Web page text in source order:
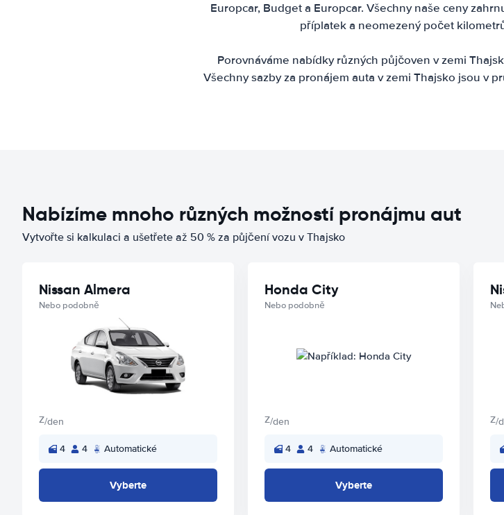
Europcar, Budget a Europcar. Všechny naše ceny
příplatek a neomezený počet
Porovnáváme nabídky různých půjčoven v zemi
Všechny sazby za pronájem auta v zemi Thajsko jsou v
Nabízíme mnoho různých možností pronájmu aut
Vytvořte si kalkulaci a ušetřete až 50 % za půjčení vozu v Thajsko
Nissan Almera
Nebo podobně
Z/den
4 4 Automatické
Vyberte
Honda City
Nebo podobně
Z/den
4 4 Automatické
Vyberte
Z/